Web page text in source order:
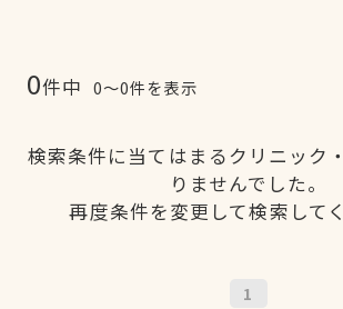
0件中 0〜0件を表示
検索条件に当てはまるクリニック
りませんでした。
再度条件を変更して検索して
1